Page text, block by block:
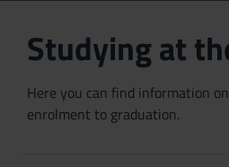
Studying at
Here you can find information
enrolment to graduation.